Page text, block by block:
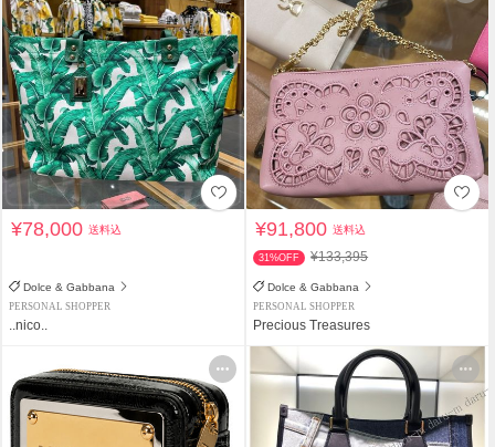
¥78,000送料込
Dolce & Gabbana
PERSONAL SHOPPER
..nico..
¥91,800送料込
31%OFF ¥133,395
Dolce & Gabbana
PERSONAL SHOPPER
Precious Treasures